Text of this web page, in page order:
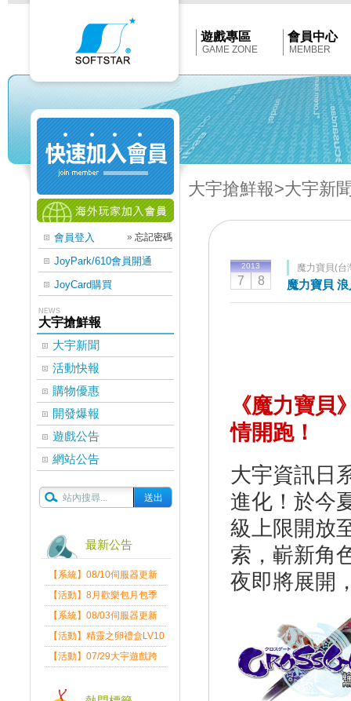
Softstar
遊戲專區
GAME ZONE
會員中心
MEMBER
會員登入 » 忘記密碼
JoyPark/610會員開通
JoyCard購買
NEWS
大宇搶鮮報
大宇新聞
活動快報
購物優惠
開發爆報
遊戲公告
網站公告
最新公告
【系統】08/10伺服器更新
維護公告
【活動】8月歡樂包月包季
送
【系統】08/03伺服器更新
維護公告
【活動】精靈之卵禮盒LV10
限量發送中
【活動】07/29大宇遊戲跨
大宇搶鮮報>大宇新
2013
7 8
魔力寶貝(台
魔力寶貝
《魔力寶
情開跑！
大宇資訊日
進化！於今
級上限開放
索，嶄新角
夜即將展開